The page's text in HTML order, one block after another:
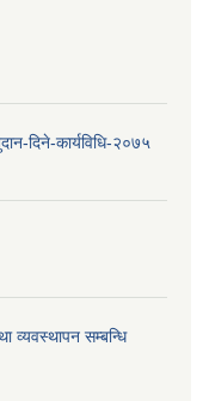
दिने-कार्यविधि-२०७५
व्यवस्थापन सम्बन्धि